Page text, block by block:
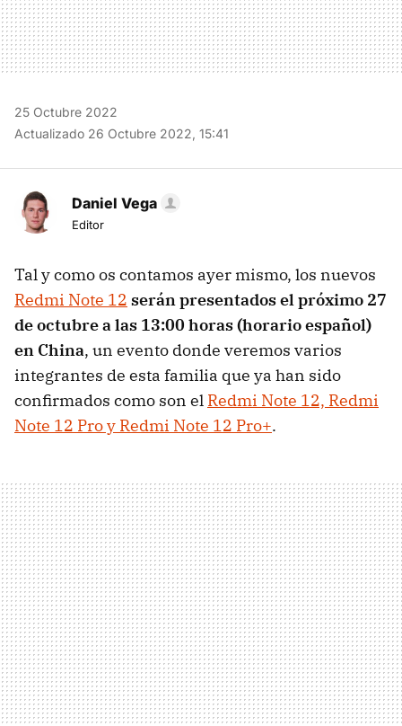
25 Octubre 2022
Actualizado 26 Octubre 2022, 15:41
Daniel Vega
Editor
Tal y como os contamos ayer mismo, los nuevos
Redmi Note 12 serán presentados el próximo 27
de octubre a las 13:00 horas (horario español)
en China, un evento donde veremos varios
integrantes de esta familia que ya han sido
confirmados como son el Redmi Note 12, Redmi
Note 12 Pro y Redmi Note 12 Pro+.